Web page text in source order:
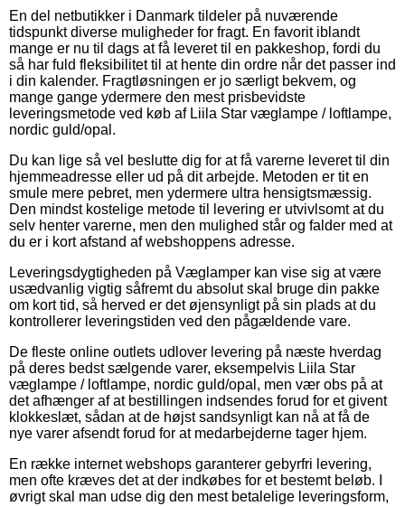
En del netbutikker i Danmark tildeler på nuværende
tidspunkt diverse muligheder for fragt. En favorit iblandt
mange er nu til dags at få leveret til en pakkeshop, fordi du
så har fuld fleksibilitet til at hente din ordre når det passer ind
i din kalender. Fragtløsningen er jo særligt bekvem, og
mange gange ydermere den mest prisbevidste
leveringsmetode ved køb af Liila Star væglampe / loftlampe,
nordic guld/opal.
Du kan lige så vel beslutte dig for at få varerne leveret til din
hjemmeadresse eller ud på dit arbejde. Metoden er tit en
smule mere pebret, men ydermere ultra hensigtsmæssig.
Den mindst kostelige metode til levering er utvivlsomt at du
selv henter varerne, men den mulighed står og falder med at
du er i kort afstand af webshoppens adresse.
Leveringsdygtigheden på Væglamper kan vise sig at være
usædvanlig vigtig såfremt du absolut skal bruge din pakke
om kort tid, så herved er det øjensynligt på sin plads at du
kontrollerer leveringstiden ved den pågældende vare.
De fleste online outlets udlover levering på næste hverdag
på deres bedst sælgende varer, eksempelvis Liila Star
væglampe / loftlampe, nordic guld/opal, men vær obs på at
det afhænger af at bestillingen indsendes forud for et givent
klokkeslæt, sådan at de højst sandsynligt kan nå at få de
nye varer afsendt forud for at medarbejderne tager hjem.
En række internet webshops garanterer gebyrfri levering,
men ofte kræves det at der indkøbes for et bestemt beløb. I
øvrigt skal man udse dig den mest betalelige leveringsform,